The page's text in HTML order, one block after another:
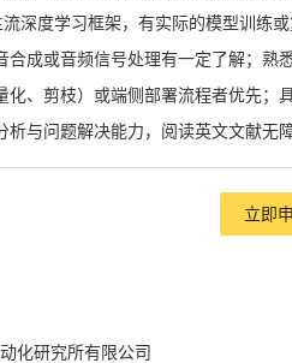
深度学习框架，有实际的模型训练或
成或音频信号处理有一定了解；熟
、剪枝）或端侧部署流程者优先；
与问题解决能力，阅读英文文献无
立即
化研究所有限公司